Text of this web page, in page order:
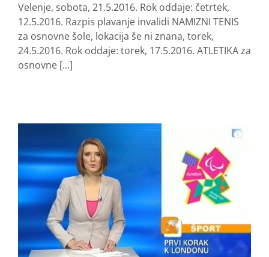
Velenje, sobota, 21.5.2016. Rok oddaje: četrtek,
12.5.2016. Razpis plavanje invalidi NAMIZNI TENIS
za osnovne šole, lokacija še ni znana, torek,
24.5.2016. Rok oddaje: torek, 17.5.2016. ATLETIKA za
osnovne [...]